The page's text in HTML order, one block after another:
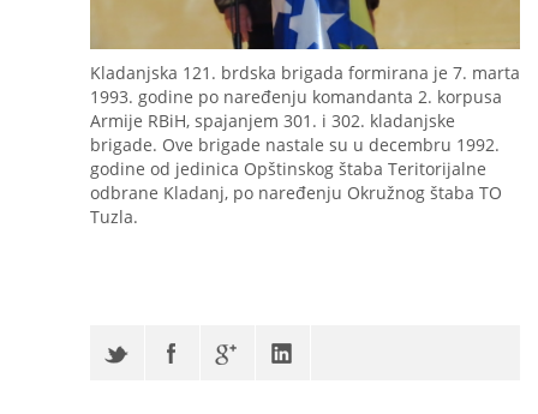
Kladanjska 121. brdska brigada formirana je 7. marta
1993. godine po naređenju komandanta 2. korpusa
Armije RBiH, spajanjem 301. i 302. kladanjske
brigade. Ove brigade nastale su u decembru 1992.
godine od jedinica Opštinskog štaba Teritorijalne
odbrane Kladanj, po naređenju Okružnog štaba TO
Tuzla.